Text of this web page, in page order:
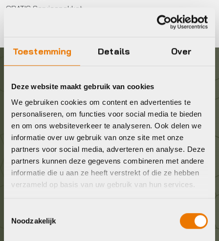
Toestemming Details Over
Deze website maakt gebruik van cookies
We gebruiken cookies om content en advertenties te
personaliseren, om functies voor social media te bieden
en om ons websiteverkeer te analyseren. Ook delen we
informatie over uw gebruik van onze site met onze
partners voor social media, adverteren en analyse. Deze
partners kunnen deze gegevens combineren met andere
informatie die u aan ze heeft verstrekt of die ze hebben
verzameld op basis van uw gebruik van hun services.
Noodzakelijk
GRATIS Servicepakket.
Graag in contact komen?
Wij staan voor je klaar! Neem contact op via de
onderstaande gegevens.
Stuur ons een e-mail
info@bykestore.nl
Geef ons een belletje